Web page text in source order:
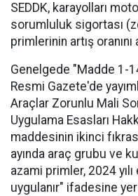
SEDDK, karayolları
sorumluluk sigortası
primlerinin artış oranını
Genelgede "Madde 1-
Resmi Gazete'de
Araçlar Zorunlu Mali
Uygulama Esasları
maddesinin ikinci
ayında araç grubu ve
azami primler, 2024
uygulanır" ifadesine